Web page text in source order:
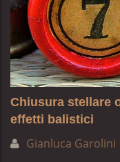
Chiusura stellare
effetti balistici
Gianluca Garolini